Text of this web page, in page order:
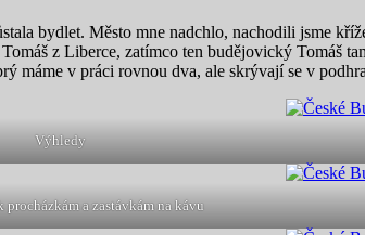
bydlet. Město mne nadchlo, nachodili jsme
z Liberce, zatímco ten budějovický Tomáš
máme v práci rovnou dva, ale skrývají se v
Výhledy
a zastávkám na kávu